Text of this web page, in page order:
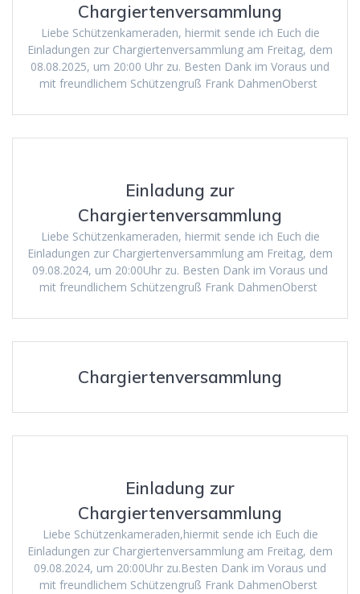
Chargiertenversammlung
Liebe Schützenkameraden, hiermit sende ich Euch die
Einladungen zur Chargiertenversammlung am Freitag, dem
08.08.2025, um 20:00 Uhr zu. Besten Dank im Voraus und
mit freundlichem Schützengruß Frank DahmenOberst
Einladung zur
Chargiertenversammlung
Liebe Schützenkameraden, hiermit sende ich Euch die
Einladungen zur Chargiertenversammlung am Freitag, dem
09.08.2024, um 20:00Uhr zu. Besten Dank im Voraus und
mit freundlichem Schützengruß Frank DahmenOberst
Chargiertenversammlung
Einladung zur
Chargiertenversammlung
Liebe Schützenkameraden,hiermit sende ich Euch die
Einladungen zur Chargiertenversammlung am Freitag, dem
09.08.2024, um 20:00Uhr zu.Besten Dank im Voraus und
mit freundlichem Schützengruß Frank DahmenOberst